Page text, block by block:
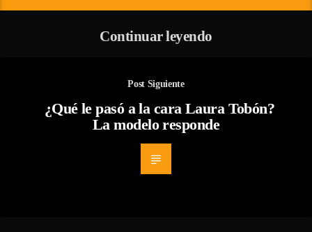
Continuar leyendo
Post Siguiente
¿Qué le pasó a la cara Laura Tobón?
La modelo responde